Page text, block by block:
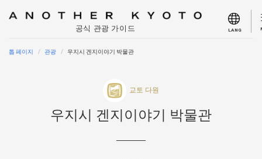
공식 관광 가이드 LANG
톱 페이지 관광 우지시 겐지이야기 박물관
교토 다원
우지시 겐지이야기 박물관